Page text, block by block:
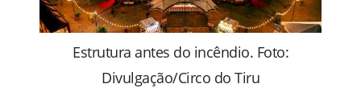
Estrutura antes do incêndio. Foto:
Divulgação/Circo do Tiru